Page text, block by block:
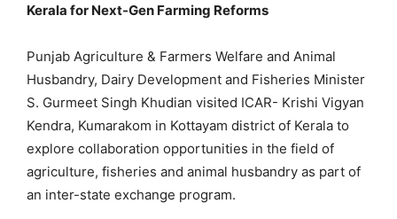
Kerala for Next-Gen Farming Reforms
Punjab Agriculture & Farmers Welfare and Animal
Husbandry, Dairy Development and Fisheries Minister
S. Gurmeet Singh Khudian visited ICAR- Krishi Vigyan
Kendra, Kumarakom in Kottayam district of Kerala to
explore collaboration opportunities in the field of
agriculture, fisheries and animal husbandry as part of
an inter-state exchange program.